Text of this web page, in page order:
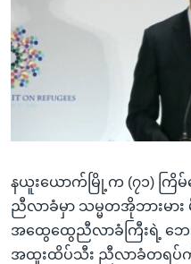
အ
ညွန်း
စာမျက်နှာ
ရန်
ရှာဖွေ
ရန်
နေရာ
သုတပဒေသာ အင်္ဂလိပ်စာ
Learning English
ဗွီအိုအေ လူမှုကွန်ယက်များ
ဘာသာစကားများ
နယူးယောက်မြို့က (၇၁) ကြိ
ညီလာခံမှာ သမ္မတအိုဘားမား
အထွေထွေညီလာခံကြီးရဲ့ ဘေး
အထူးထိပ်သီး ညီလာခံတရပ်ကို